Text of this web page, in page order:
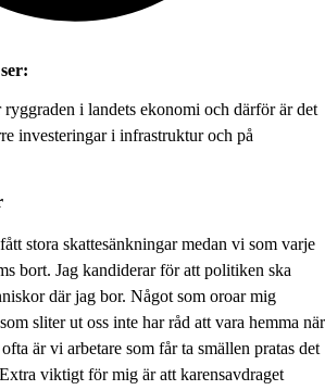
ryggraden i landets ekonomi och därför är det
investeringar i infrastruktur och på
stora skattesänkningar medan vi som varje
bort. Jag kandiderar för att politiken ska
där jag bor. Något som oroar mig
sliter ut oss inte har råd att vara hemma när
är vi arbetare som får ta smällen pratas det
viktigt för mig är att karensavdraget